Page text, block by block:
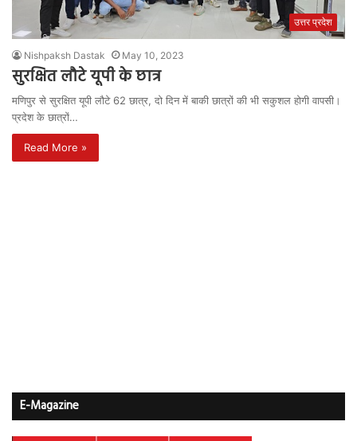
उत्तर प्रदेश
Nishpaksh Dastak May 10, 2023
सुरक्षित लौटे यूपी के छात्र
मणिपुर से सुरक्षित यूपी लौटे 62 छात्र, दो दिन में बाकी छात्रों की भी सकुशल होगी वापसी।
प्रदेश के छात्रों…
Read More »
E-Magazine